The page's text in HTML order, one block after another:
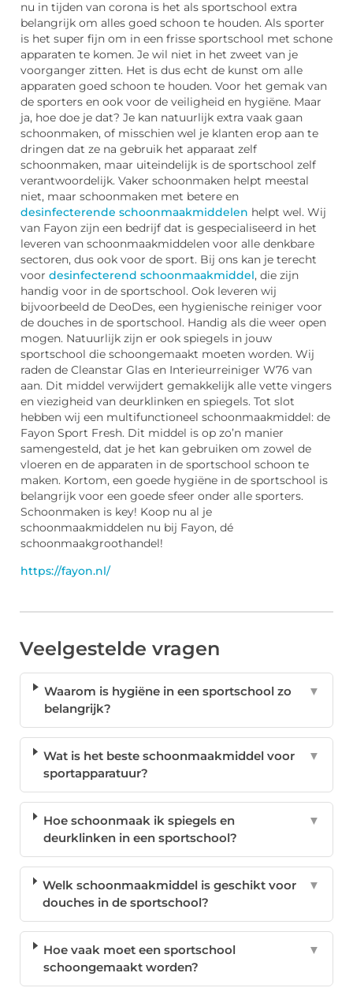
nu in tijden van corona is het als sportschool extra
belangrijk om alles goed schoon te houden. Als sporter
is het super fijn om in een frisse sportschool met schone
apparaten te komen. Je wil niet in het zweet van je
voorganger zitten. Het is dus echt de kunst om alle
apparaten goed schoon te houden. Voor het gemak van
de sporters en ook voor de veiligheid en hygiëne. Maar
ja, hoe doe je dat? Je kan natuurlijk extra vaak gaan
schoonmaken, of misschien wel je klanten erop aan te
dringen dat ze na gebruik het apparaat zelf
schoonmaken, maar uiteindelijk is de sportschool zelf
verantwoordelijk. Vaker schoonmaken helpt meestal
niet, maar schoonmaken met betere en
desinfecterende schoonmaakmiddelen helpt wel. Wij
van Fayon zijn een bedrijf dat is gespecialiseerd in het
leveren van schoonmaakmiddelen voor alle denkbare
sectoren, dus ook voor de sport. Bij ons kan je terecht
voor desinfecterend schoonmaakmiddel, die zijn
handig voor in de sportschool. Ook leveren wij
bijvoorbeeld de DeoDes, een hygienische reiniger voor
de douches in de sportschool. Handig als die weer open
mogen. Natuurlijk zijn er ook spiegels in jouw
sportschool die schoongemaakt moeten worden. Wij
raden de Cleanstar Glas en Interieurreiniger W76 van
aan. Dit middel verwijdert gemakkelijk alle vette vingers
en viezigheid van deurklinken en spiegels. Tot slot
hebben wij een multifunctioneel schoonmaakmiddel: de
Fayon Sport Fresh. Dit middel is op zo’n manier
samengesteld, dat je het kan gebruiken om zowel de
vloeren en de apparaten in de sportschool schoon te
maken. Kortom, een goede hygiëne in de sportschool is
belangrijk voor een goede sfeer onder alle sporters.
Schoonmaken is key! Koop nu al je
schoonmaakmiddelen nu bij Fayon, dé
schoonmaakgroothandel!
https://fayon.nl/
Veelgestelde vragen
Waarom is hygiëne in een sportschool zo
belangrijk?
▼
Wat is het beste schoonmaakmiddel voor
sportapparatuur?
▼
Hoe schoonmaak ik spiegels en
deurklinken in een sportschool?
▼
Welk schoonmaakmiddel is geschikt voor
douches in de sportschool?
▼
Hoe vaak moet een sportschool
schoongemaakt worden?
▼